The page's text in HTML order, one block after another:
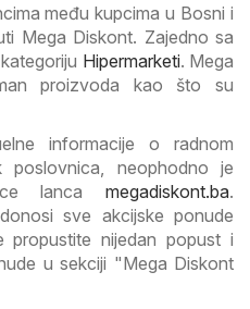
među kupcima u Bosni i
Mega Diskont. Zajedno sa
Hipermarketi. Mega
proizvoda kao što su
informacije o radnom
poslovnica, neophodno je
lanca megadiskont.ba.
sve akcijske ponude
propustite nijedan popust i
u sekciji "Mega Diskont